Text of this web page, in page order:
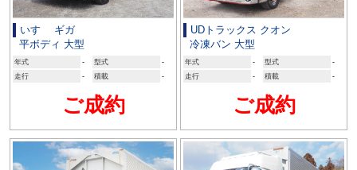
いすゞ ギガ
平ボディ 大型
年式 - 型式
-
走行
- 積載 -
ご成約
UDトラックス クオン
冷凍バン 大型
年式 - 型式
-
走行
- 積載 -
ご成約